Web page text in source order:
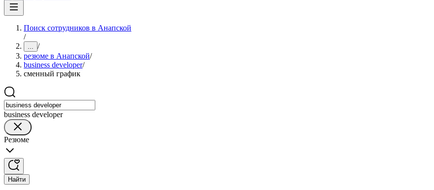
Поиск сотрудников в Анапской
/
... /
резюме в Анапской/
business developer/
сменный график
business developer
Резюме
Найти